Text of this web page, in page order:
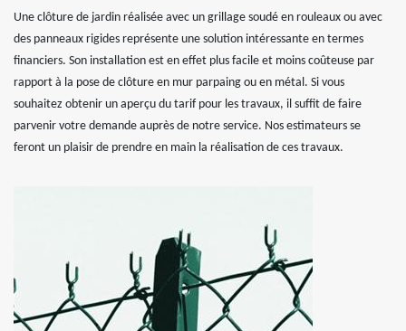
Une clôture de jardin réalisée avec un grillage soudé en rouleaux ou avec
des panneaux rigides représente une solution intéressante en termes
financiers. Son installation est en effet plus facile et moins coûteuse par
rapport à la pose de clôture en mur parpaing ou en métal. Si vous
souhaitez obtenir un aperçu du tarif pour les travaux, il suffit de faire
parvenir votre demande auprès de notre service. Nos estimateurs se
feront un plaisir de prendre en main la réalisation de ces travaux.